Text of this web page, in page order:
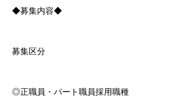
◆募集内容◆
募集区分
◎正職員・パート職員採用職種